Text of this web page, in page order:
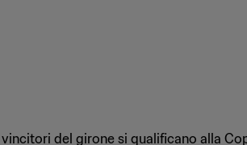
vincitori del girone si qualificano alla